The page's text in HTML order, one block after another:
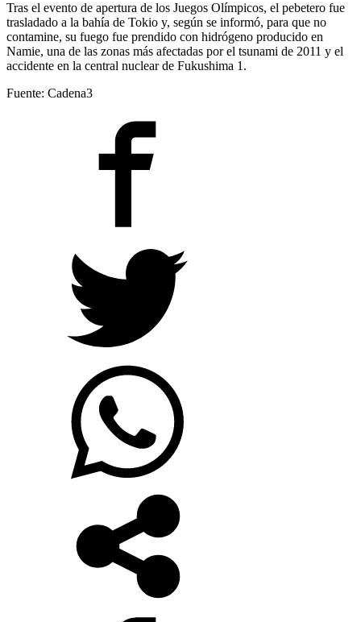
Tras el evento de apertura de los Juegos Olímpicos, el pebetero fue
trasladado a la bahía de Tokio y, según se informó, para que no
contamine, su fuego fue prendido con hidrógeno producido en
Namie, una de las zonas más afectadas por el tsunami de 2011 y el
accidente en la central nuclear de Fukushima 1.
Fuente: Cadena3